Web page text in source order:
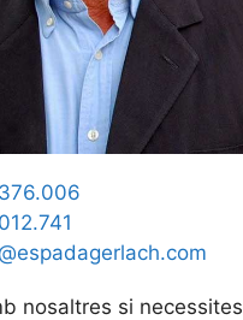
nosaltres si necessites